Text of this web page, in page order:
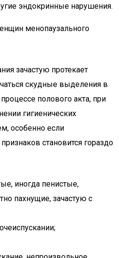
эндокринные нарушения.
менопаузального
зачастую протекает
скудные выделения в
полового акта, при
гигиенических
особенно если
становится гораздо
иногда пенистые,
пахнущие, зачастую с